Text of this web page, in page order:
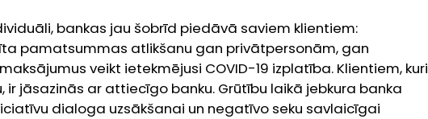
bankas jau šobrīd piedāvā saviem klientiem:
pamatsummas atlikšanu gan privātpersonām, gan
veikt ietekmējusi COVID-19 izplatība. Klientiem, kuri
ir jāsazinās ar attiecīgo banku. Grūtību laikā jebkura banka
dialoga uzsākšanai un negatīvo seku savlaicīgai